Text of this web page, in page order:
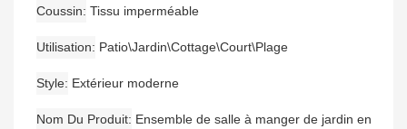
Coussin Tissu imperméable
Utilisation Patio\Jardin\Cottage\Court\Plage
Style Extérieur moderne
Nom Du Produit Ensemble de salle à manger de jardin en